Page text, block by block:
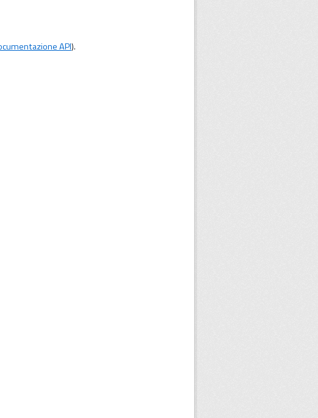
API).